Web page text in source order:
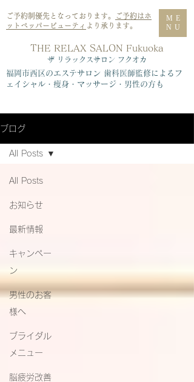
ご予約制優先となっております。
ご予約はホ
ットペッパービューティ より承ります。
THE RELAX SALON Fukuoka
​ザ リラックスサロン フクオカ
福岡市西区のエステサロン 歯科医師監修によるフ
ェイシャル・痩身・マッサージ・男性の方も
ME
NU
ブログ
All Posts
お知らせ
最新情報
キャンペー
ン
男性のお客
様へ
ブライダル
メニュー
脳疲労改善
All Posts